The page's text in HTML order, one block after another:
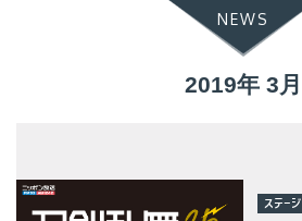
NEWS
2019年 3月
ステージ